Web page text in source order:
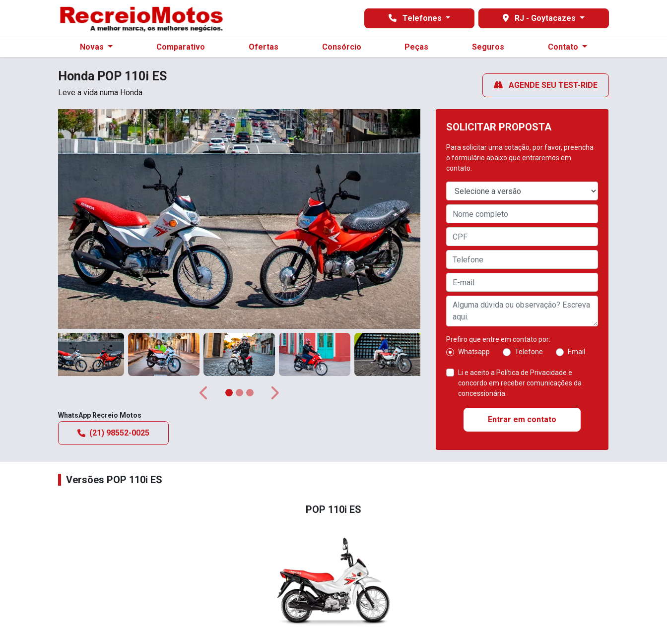
Telefones RJ - Goytacazes
Novas Comparativo Ofertas Consórcio Peças Seguros Contato
Honda POP 110i ES
Leve a vida numa Honda.
AGENDE SEU TEST-RIDE
SOLICITAR PROPOSTA
Para solicitar uma cotação, por favor, preencha
o formulário abaixo que entraremos em
contato.
Prefiro que entre em contato por:
Whatsapp
Telefone Email
Li e aceito a Política de Privacidade e
concordo em receber comunicações da
concessionária.
Entrar em contato
Anterior Próximo
Anterior Próximo
WhatsApp Recreio Motos
(21) 98552-0025
Versões POP 110i ES
POP 110i ES